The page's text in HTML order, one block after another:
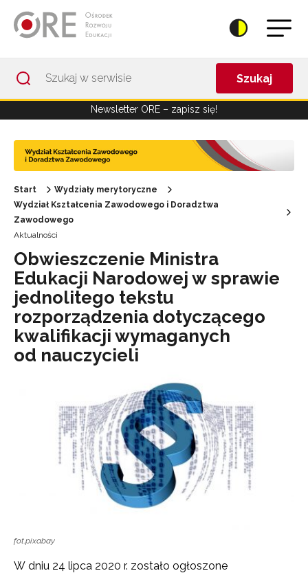
Szukaj
Newsletter ORE – zapisz się!
Start
Wydziały merytoryczne
Wydział Kształcenia Zawodowego i Doradztwa
Zawodowego
Aktualności
Obwieszczenie Ministra
Edukacji Narodowej w sprawie
jednolitego tekstu
rozporządzenia dotyczącego
kwalifikacji wymaganych
od nauczycieli
fot.pixabay
W dniu 24 lipca 2020 r. zostało ogłoszone